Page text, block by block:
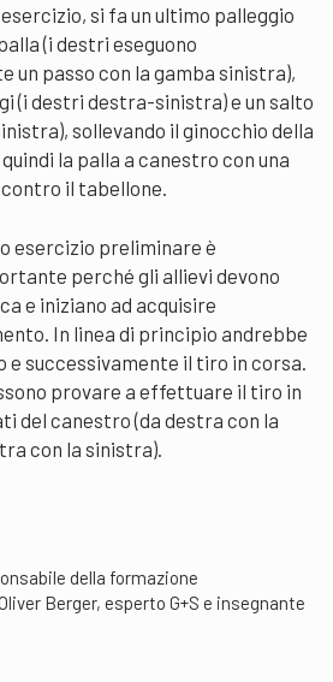
si fa un ultimo palleggio
(i destri eseguono
un passo con la gamba sinistra),
(i destri destra-sinistra) e un salto
sollevando il ginocchio della
la palla a canestro con una
il tabellone.
esercizio preliminare è
perché gli allievi devono
e iniziano ad acquisire
In linea di principio andrebbe
successivamente il tiro in corsa.
provare a effettuare il tiro in
del canestro (da destra con la
con la sinistra).
della formazione
Berger, esperto G+S e insegnante